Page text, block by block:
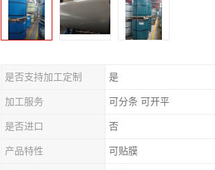
是否支持加工定制 是
加工服务 可分条 可开平
是否进口 否
产品特性 可贴膜